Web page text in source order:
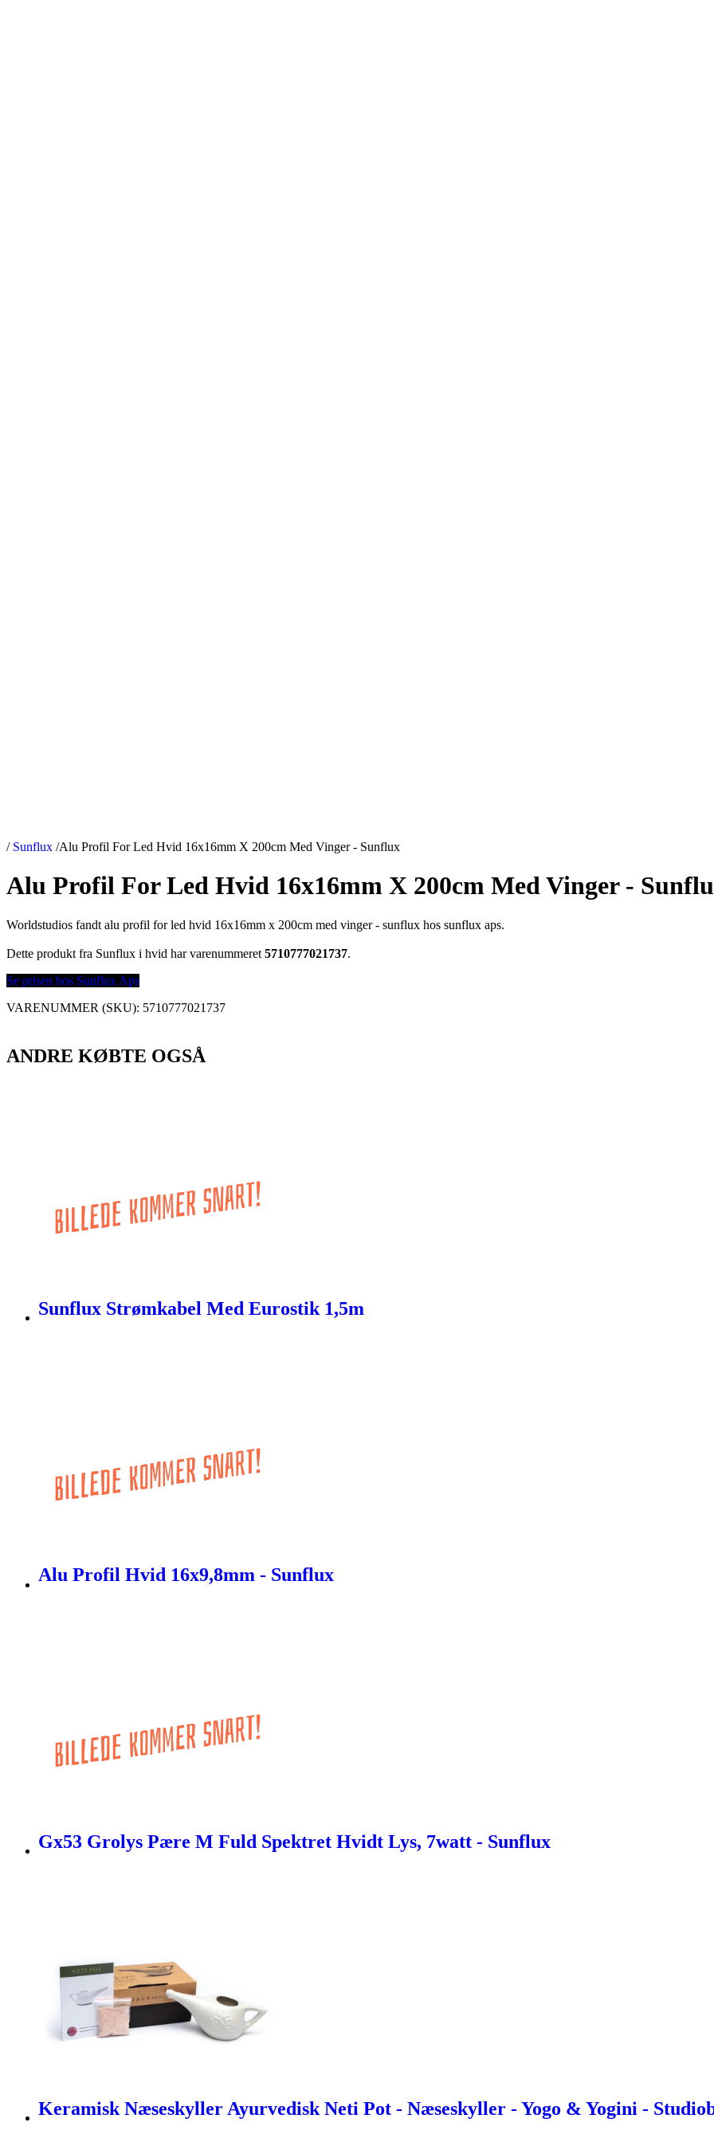
/ Sunflux /Alu Profil For Led Hvid 16x16mm X 200cm Med Vinger - Sunflux
Alu Profil For Led Hvid 16x16mm X 200cm Med Vinger -
Worldstudios fandt alu profil for led hvid 16x16mm x 200cm med vinger - sunflux hos sunflux aps.
Dette produkt fra Sunflux i hvid har varenummeret 5710777021737.
Se prisen hos Sunflux Aps
VARENUMMER (SKU): 5710777021737
ANDRE KØBTE OGSÅ
Sunflux Strømkabel Med Eurostik 1,5m
Alu Profil Hvid 16x9,8mm - Sunflux
Gx53 Grolys Pære M Fuld Spektret Hvidt Lys, 7watt - Sunflux
Keramisk Næseskyller Ayurvedisk Neti Pot - Næseskyller - Yogo & Yogini -